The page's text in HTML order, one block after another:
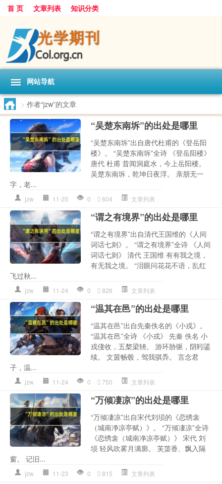
首 页 文章列表 知识分类
网站导航
> 作者“jzw”的文章
“吴楚东南坼”的出处是哪里
“吴楚东南坼”出自唐代杜甫的《登岳阳
楼》。 “吴楚东南坼”全诗 《登岳阳楼》
唐代 杜甫 昔闻洞庭水，今上岳阳楼。
吴楚东南坼，乾坤日夜浮。 亲朋无一
字，老...
jzw 11-25 0 604 文章列表
“谓之有境界”的出处是哪里
“谓之有境界”出自清代王国维的《人间
词话七则》。 “谓之有境界”全诗 《人间
词话七则》 清代 王国维 有有我之境，
有无我之境。 “泪眼问花花不语，乱红
飞过秋...
jzw 11-24 0 826 文章列表
“温其在邑”的出处是哪里
“温其在邑”出自先秦佚名的《小戎》。
“温其在邑”全诗 《小戎》 先秦 佚名 小
戎俴收，五楘梁辀。 游环胁驱，阴靷鋈
续。 文茵畅毂，驾我骐馵。 言念君
子，温...
jzw 11-24 0 750 文章列表
“万倾凄凉”的出处是哪里
“万倾凄凉”出自宋代刘埙的《恋绣衾
（城南净凉亭赋）》。 “万倾凄凉”全诗
《恋绣衾（城南净凉亭赋）》 宋代 刘
埙 轻风吹雾月满廓。 芙蕖香、飘入隔
窗。 记旧...
jzw 11-23 0 815 文章列表